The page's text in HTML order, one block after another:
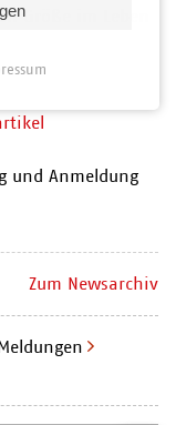
Größe im Leben
und Anmeldung
Zum Newsarchiv